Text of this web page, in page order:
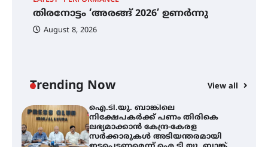
തിരനോട്ടം ‘അരങ്ങ് 2026’ ഉണർന്നു
August 8, 2026
Trending Now View all
ഇടപെടണമെന്ന് ഐ.ടി.യു. ബാങ്ക്
നിക്ഷേപക സംരക്ഷണ സമിതി
ശക്തമായ കാറ്റിന് സാധ്യത –
ആഗസ്റ്റ് 12 വരെ മഴ തുടരും,
തൃശൂർ ജില്ലയിൽ മഞ്ഞ അലർട്ട്